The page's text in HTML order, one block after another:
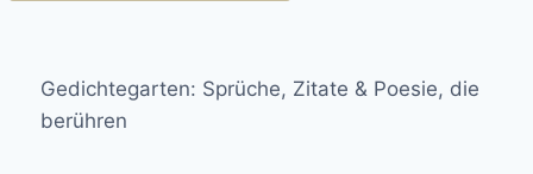
Gedichtegarten: Sprüche, Zitate & Poesie, die
berühren